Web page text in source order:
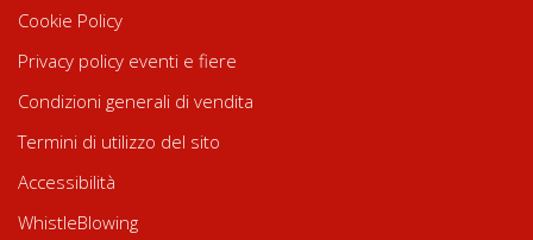
Cookie Policy
Privacy policy eventi e fiere
Condizioni generali di vendita
Termini di utilizzo del sito
Accessibilità
WhistleBlowing